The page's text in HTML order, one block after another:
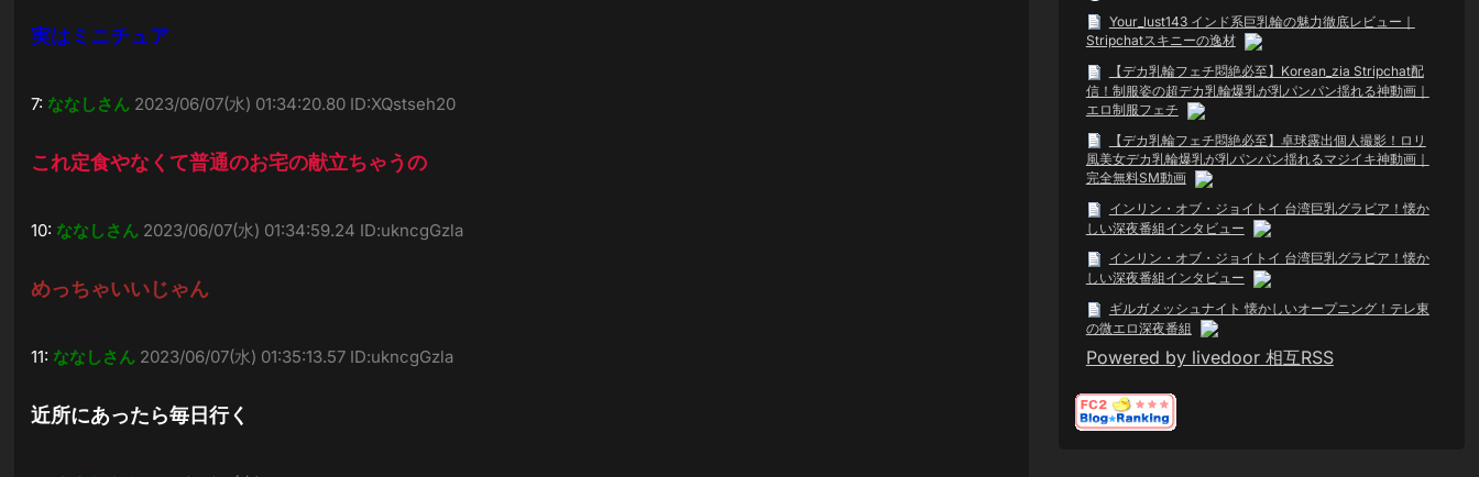
実はミニチュア
7: ななしさん 2023/06/07(水) 01:34:20.80 ID:XQstseh20
これ定食やなくて普通のお宅の献立ちゃうの
10: ななしさん 2023/06/07(水) 01:34:59.24 ID:ukncgGzla
めっちゃいいじゃん
11: ななしさん 2023/06/07(水) 01:35:13.57 ID:ukncgGzla
近所にあったら毎日行く
Your_lust143 インド系巨乳輪の魅力徹底レビュー｜
Stripchatスキニーの逸材
【デカ乳輪フェチ悶絶必至】Korean_zia Stripchat配
信！制服姿の超デカ乳輪爆乳が乳パンパン揺れる神動画｜
エロ制服フェチ
【デカ乳輪フェチ悶絶必至】卓球露出個人撮影！ロリ
風美女デカ乳輪爆乳が乳パンパン揺れるマジイキ神動画｜
完全無料SM動画
インリン・オブ・ジョイトイ 台湾巨乳グラビア！懐か
しい深夜番組インタビュー
インリン・オブ・ジョイトイ 台湾巨乳グラビア！懐か
しい深夜番組インタビュー
ギルガメッシュナイト 懐かしいオープニング！テレ東
の微エロ深夜番組
Powered by livedoor 相互RSS